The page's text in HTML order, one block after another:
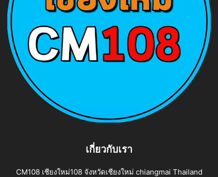
เกี่ยวกับเรา
CM108 เชียงใหม่108 จังหวัดเชียงใหม่ chiangmai Thailand